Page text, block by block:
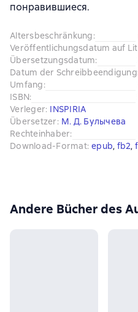
понравившиеся.
Altersbeschränkung:
Veröffentlichungsdatum auf
Übersetzungsdatum:
Datum der Schreibbeendigung
Umfang:
ISBN:
Verleger: INSPIRIA
Übersetzer: М. Д. Булычева
Rechteinhaber:
Download-Format: epub, fb2,
Andere Bücher des